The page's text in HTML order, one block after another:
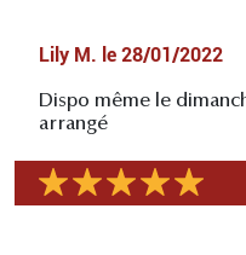
Lily M. le 28/01/2022
Dispo même le
arrangé